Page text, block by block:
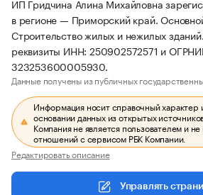
ИП Гридчина Алина Михайловна
в регионе — Приморский край.
Строительство жилых и нежилых
реквизиты ИНН: 250902572571 и
323253600005930.
Данные получены из публичных
Информация носит справочный характер
основании данных из открытых
Компания не является пользователем и
отношений с сервисом РБК Компании.
Редактировать описание
Управлять